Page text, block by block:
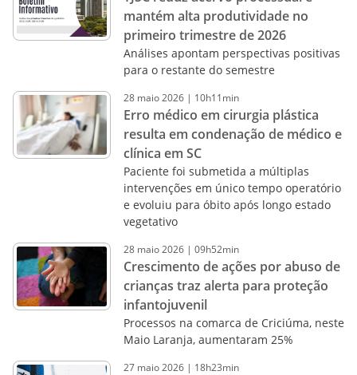
mantém alta produtividade no
primeiro trimestre de 2026
Análises apontam perspectivas positivas
para o restante do semestre
28 maio2026 | 10h11min
Erro médico em cirurgia plástica
resulta em condenação de médico e
clínica em SC
Paciente foi submetida a múltiplas
intervenções em único tempo operatório
e evoluiu para óbito após longo estado
vegetativo
28 maio2026 | 09h52min
Crescimento de ações por abuso de
crianças traz alerta para proteção
infantojuvenil
Processos na comarca de Criciúma, neste
Maio Laranja, aumentaram 25%
27 maio2026 | 18h23min